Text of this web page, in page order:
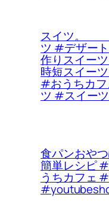
スイツ
ツ #デザー
作りスイー
時短スイー
#おうちカ
ツ #スイー
食パンおや
簡単レシピ
うちカフェ